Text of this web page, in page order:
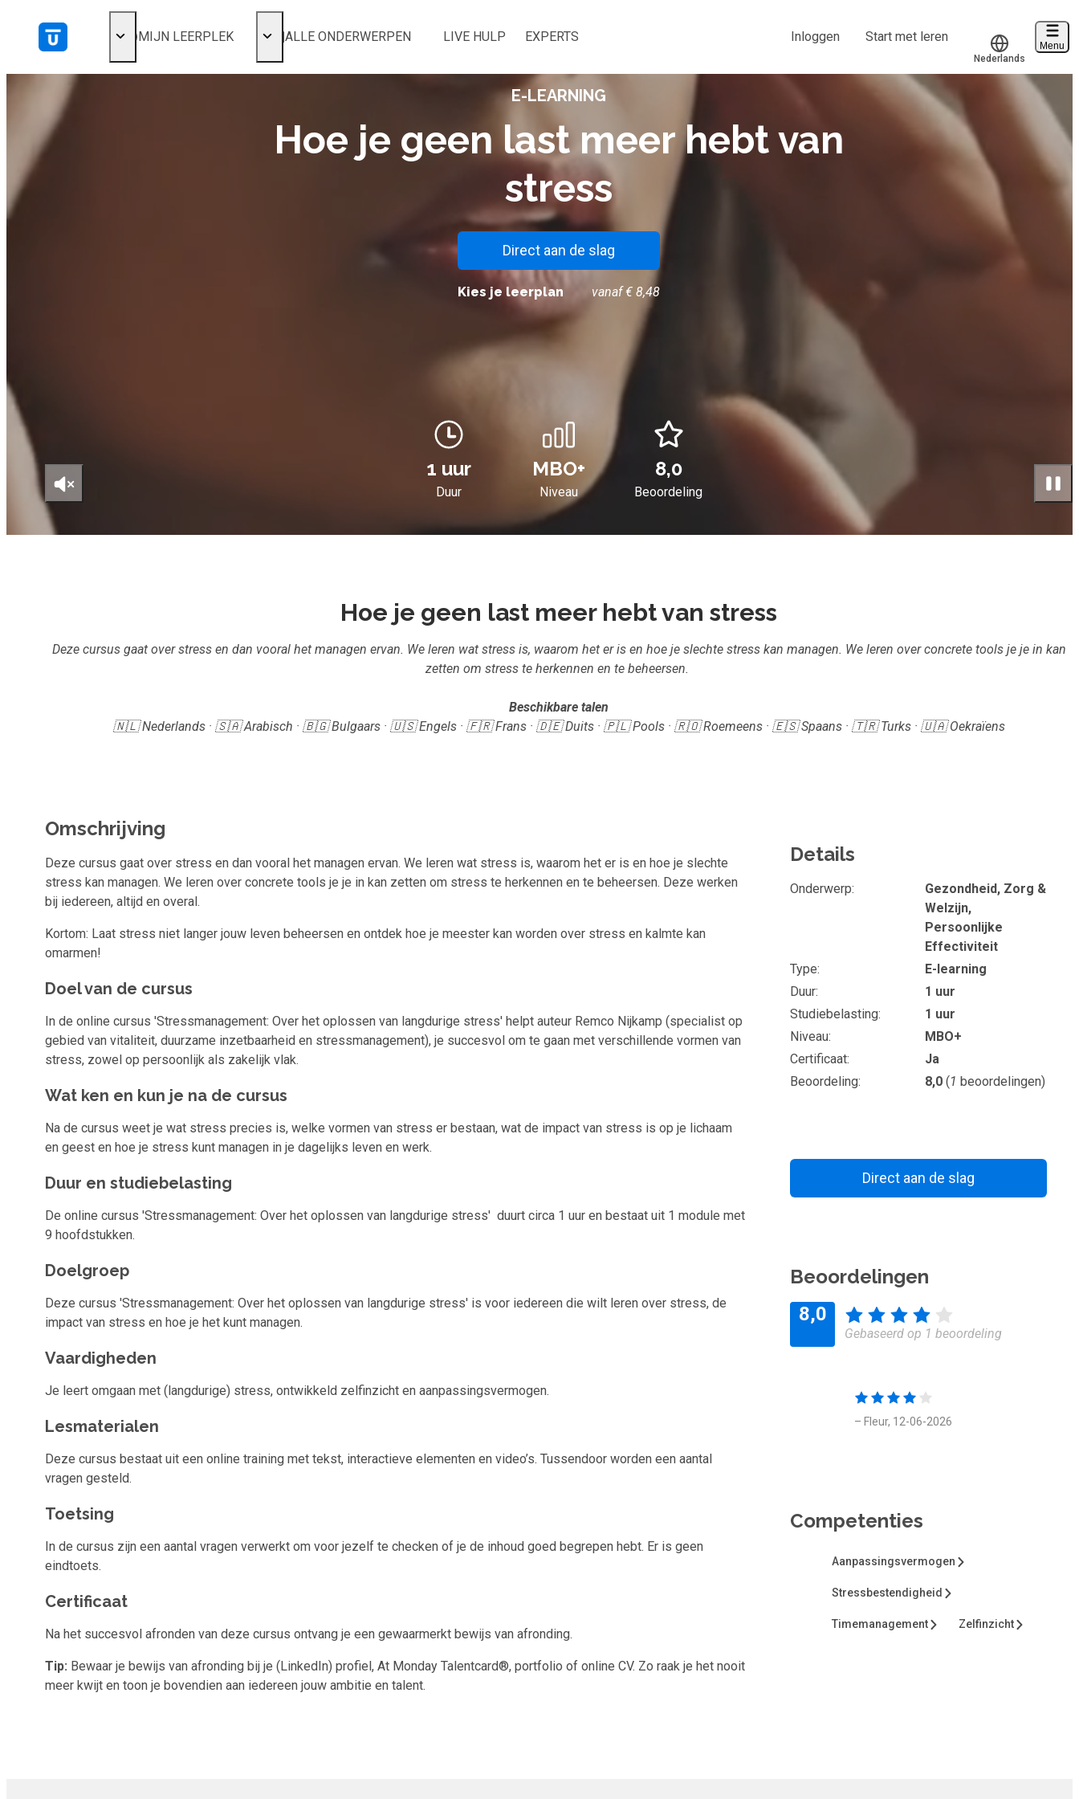
MIJN LEERPLEK
Voor mij
ALLE ONDERWERPEN
Alles bekijken
LIVE HULP EXPERTS
Voucher verzilveren
Account en hulp
Start met leren
klantenservice@hobp.nl
Inloggen Start met leren
Nederlands
Menu
E-LEARNING
Hoe je geen last meer hebt van
stress
Direct aan de slag
Kies je leerplan vanaf € 8,48
1 uur MBO+ 8,0
Duur Niveau Beoordeling
Hoe je geen last meer hebt van stress
Deze cursus gaat over stress en dan vooral het managen ervan. We leren wat stress is, waarom het er is en hoe je slechte stress kan managen. We leren over concrete tools je je in kan
zetten om stress te herkennen en te beheersen.
Beschikbare talen
🇳🇱 Nederlands · 🇸🇦 Arabisch · 🇧🇬 Bulgaars · 🇺🇸 Engels · 🇫🇷 Frans · 🇩🇪 Duits · 🇵🇱 Pools · 🇷🇴 Roemeens · 🇪🇸 Spaans · 🇹🇷 Turks · 🇺🇦 Oekraïens
Omschrijving
Deze cursus gaat over stress en dan vooral het managen ervan. We leren wat stress is, waarom het er is en hoe je slechte
stress kan managen. We leren over concrete tools je je in kan zetten om stress te herkennen en te beheersen. Deze werken
bij iedereen, altijd en overal.
Kortom: Laat stress niet langer jouw leven beheersen en ontdek hoe je meester kan worden over stress en kalmte kan
omarmen!
Doel van de cursus
In de online cursus 'Stressmanagement: Over het oplossen van langdurige stress' helpt auteur Remco Nijkamp (specialist op
gebied van vitaliteit, duurzame inzetbaarheid en stressmanagement), je succesvol om te gaan met verschillende vormen van
stress, zowel op persoonlijk als zakelijk vlak.
Wat ken en kun je na de cursus
Na de cursus weet je wat stress precies is, welke vormen van stress er bestaan, wat de impact van stress is op je lichaam
en geest en hoe je stress kunt managen in je dagelijks leven en werk.
Duur en studiebelasting
De online cursus 'Stressmanagement: Over het oplossen van langdurige stress' duurt circa 1 uur en bestaat uit 1 module met
9 hoofdstukken.
Doelgroep
Deze cursus 'Stressmanagement: Over het oplossen van langdurige stress' is voor iedereen die wilt leren over stress, de
impact van stress en hoe je het kunt managen.
Vaardigheden
Je leert omgaan met (langdurige) stress, ontwikkeld zelfinzicht en aanpassingsvermogen.
Lesmaterialen
Deze cursus bestaat uit een online training met tekst, interactieve elementen en video’s. Tussendoor worden een aantal
vragen gesteld.
Toetsing
In de cursus zijn een aantal vragen verwerkt om voor jezelf te checken of je de inhoud goed begrepen hebt. Er is geen
eindtoets.
Certificaat
Na het succesvol afronden van deze cursus ontvang je een gewaarmerkt bewijs van afronding.
Tip: Bewaar je bewijs van afronding bij je (LinkedIn) profiel, At Monday Talentcard®, portfolio of online CV. Zo raak je het nooit
meer kwijt en toon je bovendien aan iedereen jouw ambitie en talent.
Details
Onderwerp
Gezondheid, Zorg &
Welzijn,
Persoonlijke
Effectiviteit
Type
E-learning
Duur
1 uur
Studiebelasting
1 uur
Niveau
MBO+
Certificaat
Ja
Beoordeling
8,0 (1 beoordelingen)
Direct aan de slag
Bewaar voor later
Beoordelingen
8,0
Gebaseerd op 1 beoordeling
– Fleur, 12-06-2026
Competenties
Aanpassingsvermogen
Stressbestendigheid
Timemanagement Zelfinzicht